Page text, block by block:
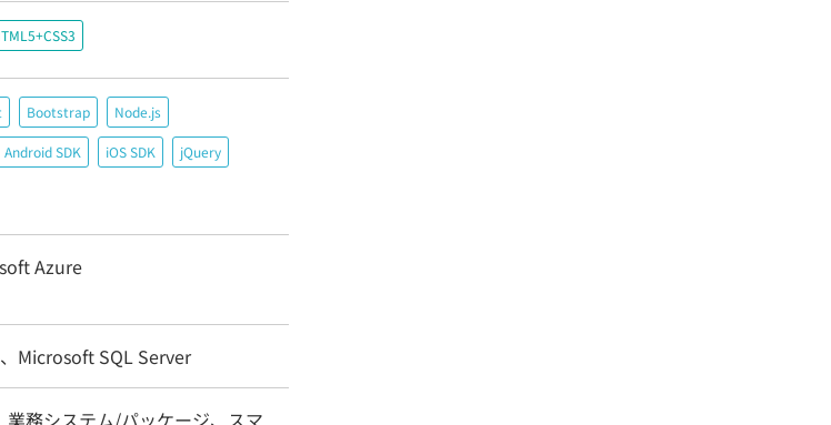
Bootstrap Node.js
Android SDK iOS SDK jQuery
Azure
Microsoft SQL Server
務システム/パッケージ、スマ